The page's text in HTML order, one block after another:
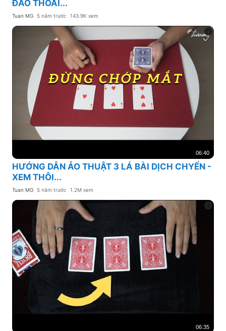
ĐẢO THOẢI...
Tuan MG 5 năm trước 143.9K xem
06:40
HƯỚNG DẪN ẢO THUẬT 3 LÁ BÀI DỊCH CHYỂN -
XEM THÔI...
Tuan MG 5 năm trước 1.2M xem
06:35